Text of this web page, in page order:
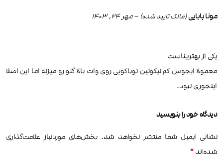
مونا بابایی(مالک تایید شده) – مهر 24, 1403
یکی از بهتریناست
معمولا ایجوس کم‌ نیکوتین توباکویی روی وات بالا گلو رو میزنه اما این اصلا
اینجوری نبود.
دیدگاه خود را بنویسید
نشانی ایمیل شما منتشر نخواهد شد. بخش‌های موردنیاز علامت‌گذاری
شده‌اند*